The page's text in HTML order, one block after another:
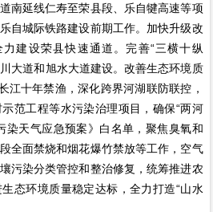
南延线仁寿至荣县段、乐自犍高速等项
自城际铁路建设前期工作。加快升级改
建设荣县快速通道。完善“三横十纵
大道和旭水大道建设。改善生态环境质
江十年禁渔，深化跨界河湖联防联控，
范工程等水污染治理项目，确保“两河
染天气应急预案》白名单，聚焦臭氧和
全面禁烧和烟花爆竹禁放等工作，空气
污染分类管控和整治修复，统筹推进农
态环境质量稳定达标，全力打造“山水